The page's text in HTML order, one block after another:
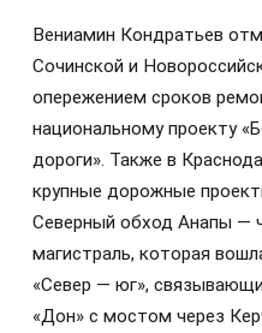
Вениамин Кондратьев
Сочинской и
опережением сроков
национальному проекту
дороги». Также в
крупные дорожные
Северный обход Анапы —
магистраль, которая
«Север — юг»,
«Дон» с мостом через